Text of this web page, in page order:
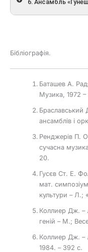
6. Ансамбль
Бібліографія.
Баташев А.
Музика, 1972 –
Браславський
ансамблів і
Ренджерів П.
сучасна
20.
Гусєв Ст. Е.
мат.
культури – Л.;
Коллиер Дж. –
геній – М.;
Коллиер Дж. –
1984. – 392 с.